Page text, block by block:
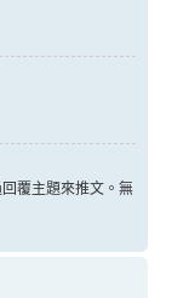
覆主題來推文。無